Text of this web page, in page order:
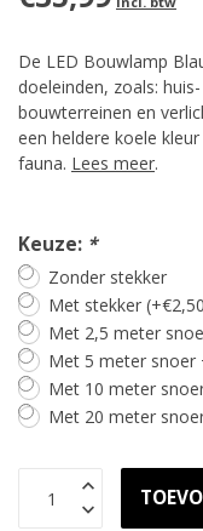
De LED Bouwlamp
doeleinden, zoals:
bouwterreinen en
een heldere koele
fauna. Lees meer.
Keuze: *
Zonder stekker
Met stekker
Met 2,5 meter
Met 5 meter snoer
Met 10 meter
Met 20 meter